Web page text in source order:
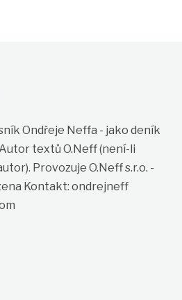
Ondřeje Neffa - jako deník
textů O.Neff (není-li
Provozuje O.Neff s.r.o. -
Kontakt: ondrejneff